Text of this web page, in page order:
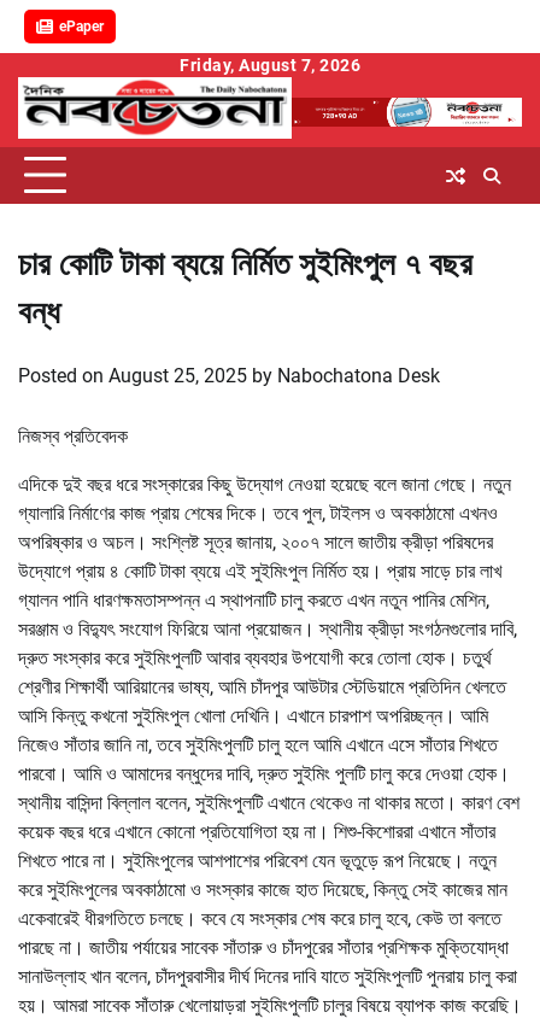
ePaper
content
Friday, August 7, 2026
চার কোটি টাকা ব্যয়ে নির্মিত সুইমিংপুল ৭ বছর
বন্ধ
Posted on August 25, 2025 by Nabochatona Desk
নিজস্ব প্রতিবেদক
এদিকে দুই বছর ধরে সংস্কারের কিছু উদ্যোগ নেওয়া হয়েছে বলে জানা গেছে। নতুন
গ্যালারি নির্মাণের কাজ প্রায় শেষের দিকে। তবে পুল, টাইলস ও অবকাঠামো এখনও
অপরিষ্কার ও অচল। সংশ্লিষ্ট সূত্র জানায়, ২০০৭ সালে জাতীয় ক্রীড়া পরিষদের
উদ্যোগে প্রায় ৪ কোটি টাকা ব্যয়ে এই সুইমিংপুল নির্মিত হয়। প্রায় সাড়ে চার লাখ
গ্যালন পানি ধারণক্ষমতাসম্পন্ন এ স্থাপনাটি চালু করতে এখন নতুন পানির মেশিন,
সরঞ্জাম ও বিদ্যুৎ সংযোগ ফিরিয়ে আনা প্রয়োজন। স্থানীয় ক্রীড়া সংগঠনগুলোর দাবি,
দ্রুত সংস্কার করে সুইমিংপুলটি আবার ব্যবহার উপযোগী করে তোলা হোক। চতুর্থ
শ্রেণীর শিক্ষার্থী আরিয়ানের ভাষ্য, আমি চাঁদপুর আউটার স্টেডিয়ামে প্রতিদিন খেলতে
আসি কিন্তু কখনো সুইমিংপুল খোলা দেখিনি। এখানে চারপাশ অপরিচ্ছন্ন। আমি
নিজেও সাঁতার জানি না, তবে সুইমিংপুলটি চালু হলে আমি এখানে এসে সাঁতার শিখতে
পারবো। আমি ও আমাদের বন্ধুদের দাবি, দ্রুত সুইমিং পুলটি চালু করে দেওয়া হোক।
স্থানীয় বাসিন্দা বিল্লাল বলেন, সুইমিংপুলটি এখানে থেকেও না থাকার মতো। কারণ বেশ
কয়েক বছর ধরে এখানে কোনো প্রতিযোগিতা হয় না। শিশু-কিশোররা এখানে সাঁতার
শিখতে পারে না। সুইমিংপুলের আশপাশের পরিবেশ যেন ভূতুড়ে রূপ নিয়েছে। নতুন
করে সুইমিংপুলের অবকাঠামো ও সংস্কার কাজে হাত দিয়েছে, কিন্তু সেই কাজের মান
একেবারেই ধীরগতিতে চলছে। কবে যে সংস্কার শেষ করে চালু হবে, কেউ তা বলতে
পারছে না। জাতীয় পর্যায়ের সাবেক সাঁতারু ও চাঁদপুরের সাঁতার প্রশিক্ষক মুক্তিযোদ্ধা
সানাউল্লাহ খান বলেন, চাঁদপুরবাসীর দীর্ঘ দিনের দাবি যাতে সুইমিংপুলটি পুনরায় চালু করা
হয়। আমরা সাবেক সাঁতারু খেলোয়াড়রা সুইমিংপুলটি চালুর বিষয়ে ব্যাপক কাজ করেছি।